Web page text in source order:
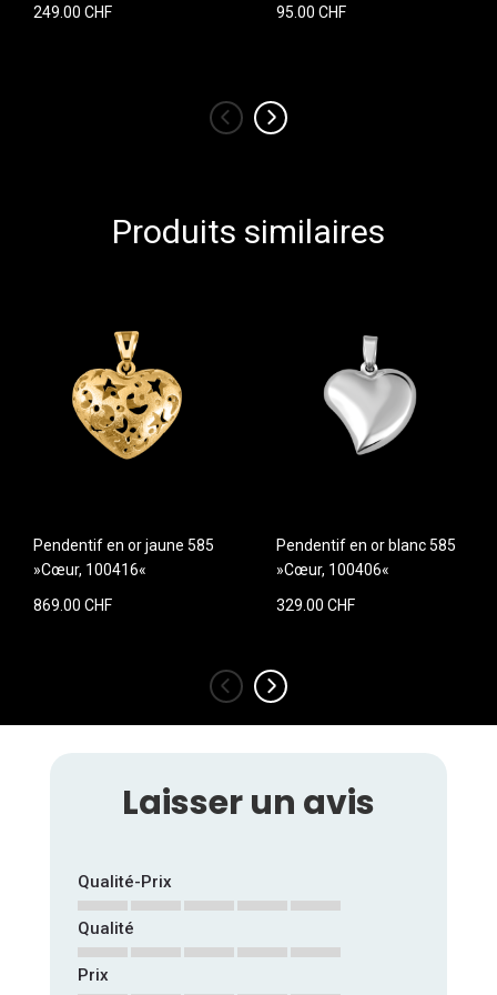
249.00 CHF 95.00 CHF
‹ ›
Produits similaires
Pendentif en or jaune 585
»Cœur, 100416«
869.00 CHF
Pendentif en or blanc 585
»Cœur, 100406«
329.00 CHF
‹ ›
Laisser un avis
Qualité-Prix
1
star
2
stars
3
stars
4
stars
5
stars
Qualité
1
2
3
4
5
Prix